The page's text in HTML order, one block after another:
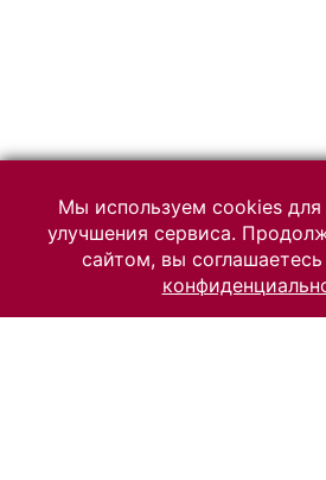
Мы используем cookies для
улучшения сервиса.
сайтом, вы соглашаетесь